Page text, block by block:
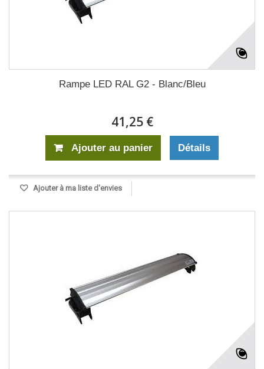
Rampe LED RAL G2 - Blanc/Bleu
41,25 €
Ajouter au panier Détails
Ajouter à ma liste d'envies